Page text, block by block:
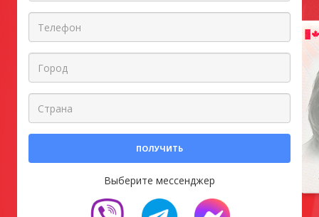
ПОЛУЧИТЬ
Выберите мессенджер